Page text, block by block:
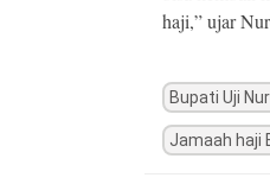
haji,” ujar
Bupati Uji
Jamaah haji